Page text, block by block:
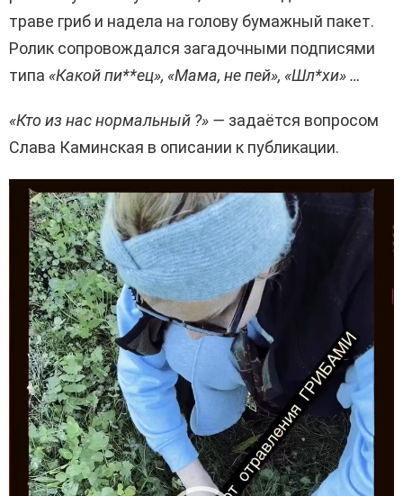
траве гриб и надела на голову бумажный пакет.
Ролик сопровождался загадочными подписями
типа «Какой пи**ец», «Мама, не пей», «Шл*хи» …
«Кто из нас нормальный ?» — задаётся вопросом
Слава Каминская в описании к публикации.
В